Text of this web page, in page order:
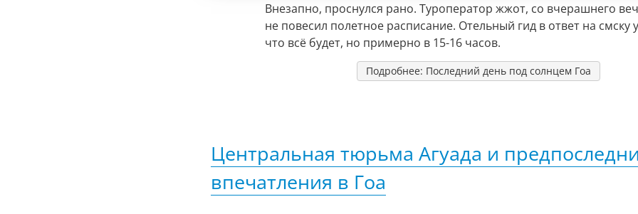
Внезапно, проснулся рано. Туроператор жжот, со вчерашнего
не повесил полетное расписание. Отельный гид в ответ на смску
что всё будет, но примерно в 15-16 часов.
Подробнее: Последний день под солнцем Гоа
Центральная тюрьма Агуада и
впечатления в Гоа